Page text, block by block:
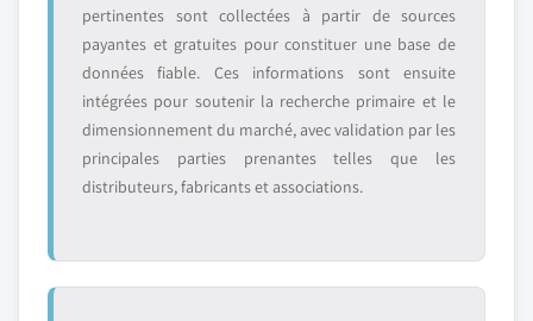
pertinentes sont collectées à partir de sources
payantes et gratuites pour constituer une base de
données fiable. Ces informations sont ensuite
intégrées pour soutenir la recherche primaire et le
dimensionnement du marché, avec validation par les
principales parties prenantes telles que les
distributeurs, fabricants et associations.